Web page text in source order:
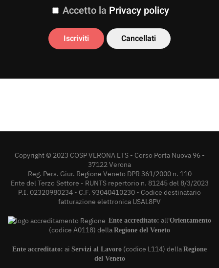
Accetto la Privacy policy
Copyright © 2023 COSP VERONA ETS - Corso Porta Nuova 96 -
37122 Verona
Reg. Pers. Giur. Regione Veneto DPR 361/2000 n. 110
Ente del Terzo Settore - RUNTS repertorio n. 81245 del 8/3/2023
P.I. 02320980234 - C.F. 93040410230 - Codice destinatario
fatturazione elettronica USAL8PV
Ente accreditato: all'Orientamento
(codice A0118) della Regione del Veneto
Ente accreditato: ai Servizi al Lavoro (codice L114) della Regione
del Veneto